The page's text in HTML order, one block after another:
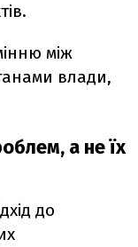
між
влади,
а не їх
до